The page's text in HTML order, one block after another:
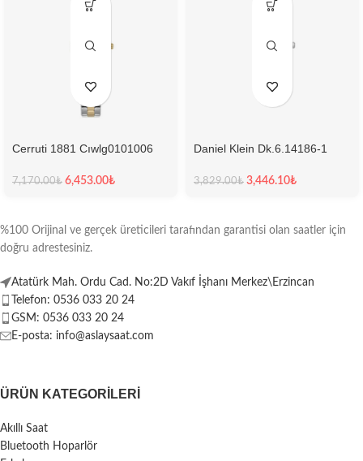
Cerruti 1881 Cıwlg0101006
7,170.00₺ 6,453.00₺
Daniel Klein Dk.6.14186-1
3,829.00₺ 3,446.10₺
%100 Orijinal ve gerçek üreticileri tarafından garantisi olan saatler için
doğru adrestesiniz.
Atatürk Mah. Ordu Cad. No:2D Vakıf İşhanı Merkez\Erzincan
Telefon: 0536 033 20 24
GSM: 0536 033 20 24
E-posta: info@aslaysaat.com
ÜRÜN KATEGORILERI
Akıllı Saat
Bluetooth Hoparlör